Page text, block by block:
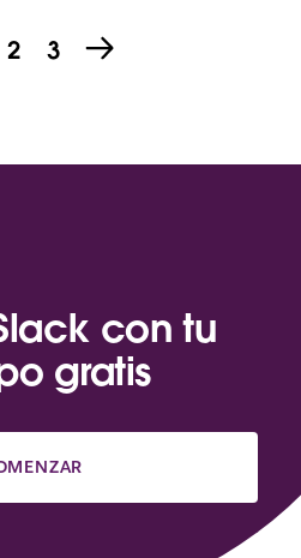
2 3
con tu
gratis